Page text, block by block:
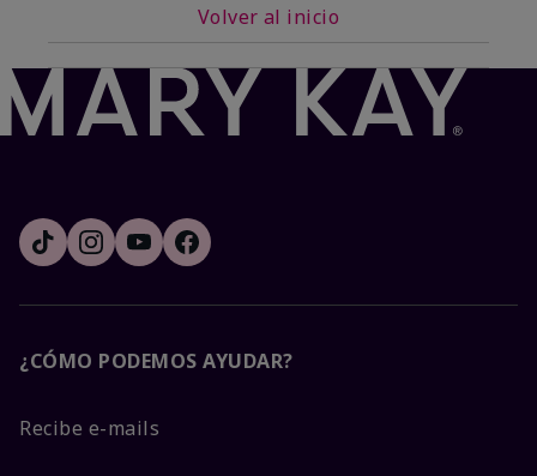
Volver al inicio
¿CÓMO PODEMOS AYUDAR?
Recibe e-mails